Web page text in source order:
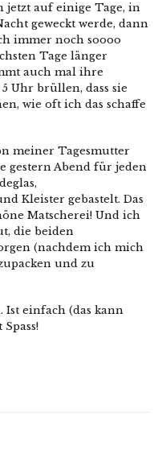
jetzt auf einige Tage, in
geweckt werde, dann
immer noch soooo
Tage länger
auch mal ihre
Uhr brüllen, dass sie
wie oft ich das schaffe
meiner Tagesmutter
gestern Abend für jeden
Kleister gebastelt. Das
Matscherei! Und ich
die beiden
(nachdem ich mich
und zu
Ist einfach (das kann